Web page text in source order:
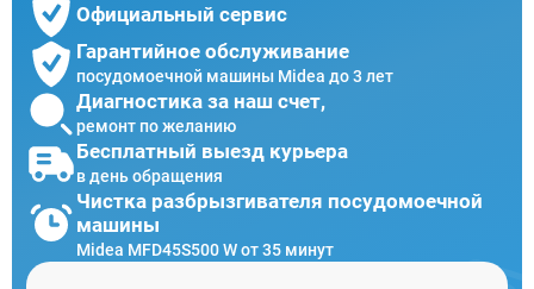
Официальный сервис
Гарантийное обслуживание
посудомоечной машины Midea до 3 лет
Диагностика за наш счет,
ремонт по желанию
Бесплатный выезд курьера
в день обращения
Чистка разбрызгивателя посудомоечной
машины
Midea MFD45S500 W от 35 минут